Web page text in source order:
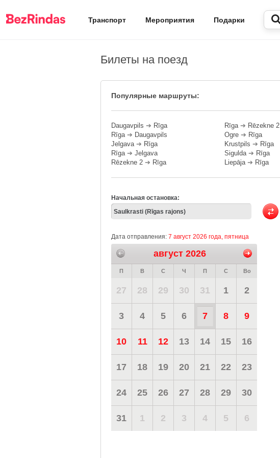
Транспорт Мероприятия Подарки
Билеты на поезд
Популярные маршруты:
Daugavpils ➔ Rīga
Rīga➔ Daugavpils
Jelgava➔ Rīga
Rīga➔ Jelgava
Rēzekne 2 ➔ Rīga
Rīga➔ Rēzekne 2
Ogre ➔ Rīga
Krustpils ➔ Rīga
Sigulda➔ Rīga
Liepāja➔ Rīga
Начальная остановка:
Дата отправления: 7 август 2026 года, пятница
август 2026
П В С Ч П С Во
27 28 29 30 31 1 2
3 4 5 6 7 8 9
10 11 12 13 14 15 16
17 18 19 20 21 22 23
24 25 26 27 28 29 30
31 1 2 3 4 5 6